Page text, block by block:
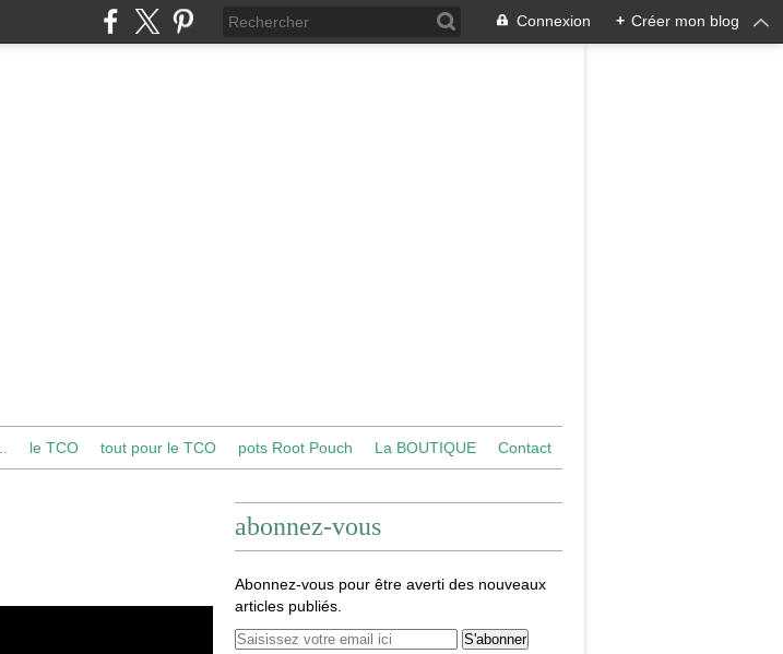
Connexion + Créer mon blog
le TCO tout pour le TCO pots Root Pouch La BOUTIQUE Contact
abonnez-vous
Abonnez-vous pour être averti des nouveaux
articles publiés.